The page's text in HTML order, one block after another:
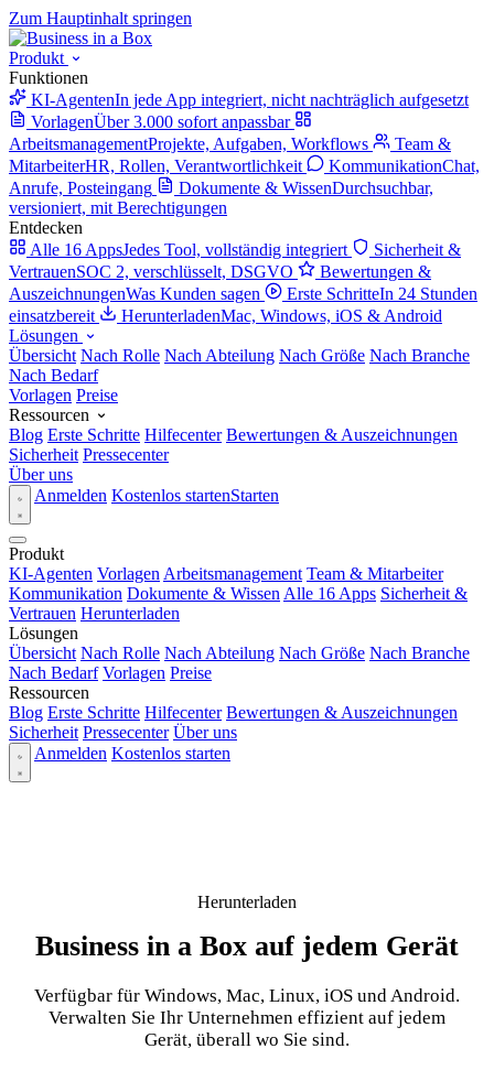
Zum Hauptinhalt springen
Produkt
Funktionen
KI-AgentenIn jede App integriert, nicht nachträglich aufgesetzt
VorlagenÜber 3.000 sofort anpassbar
ArbeitsmanagementProjekte, Aufgaben, Workflows
Team &
MitarbeiterHR, Rollen, Verantwortlichkeit KommunikationChat,
Anrufe, Posteingang
Dokumente & WissenDurchsuchbar,
versioniert, mit Berechtigungen
Entdecken
Alle 16 AppsJedes Tool, vollständig integriert
Sicherheit &
VertrauenSOC 2, verschlüsselt, DSGVO
Bewertungen &
AuszeichnungenWas Kunden sagen Erste SchritteIn 24 Stunden
einsatzbereit
HerunterladenMac, Windows, iOS & Android
Lösungen
Übersicht Nach Rolle Nach Abteilung Nach Größe Nach Branche
Nach Bedarf
Vorlagen Preise
Ressourcen
Blog Erste Schritte Hilfecenter Bewertungen & Auszeichnungen
Sicherheit Pressecenter
Über uns
Anmelden Kostenlos startenStarten
Produkt
KI-Agenten Vorlagen Arbeitsmanagement Team & Mitarbeiter
Kommunikation Dokumente & Wissen Alle 16 Apps Sicherheit &
Vertrauen Herunterladen
Lösungen
Übersicht Nach Rolle Nach Abteilung Nach Größe Nach Branche
Nach Bedarf Vorlagen Preise
Ressourcen
Blog Erste Schritte Hilfecenter Bewertungen & Auszeichnungen
Sicherheit Pressecenter Über uns
Anmelden Kostenlos starten
Herunterladen
Business in a Box auf jedem Gerät
Verfügbar für Windows, Mac, Linux, iOS und Android.
Verwalten Sie Ihr Unternehmen effizient auf jedem
Gerät, überall wo Sie sind.